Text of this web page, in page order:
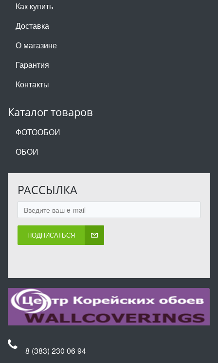
Как купить
Доставка
О магазине
Гарантия
Контакты
Каталог товаров
ФОТООБОИ
ОБОИ
РАССЫЛКА
ПОДПИСАТЬСЯ
8 (383) 230 06 94